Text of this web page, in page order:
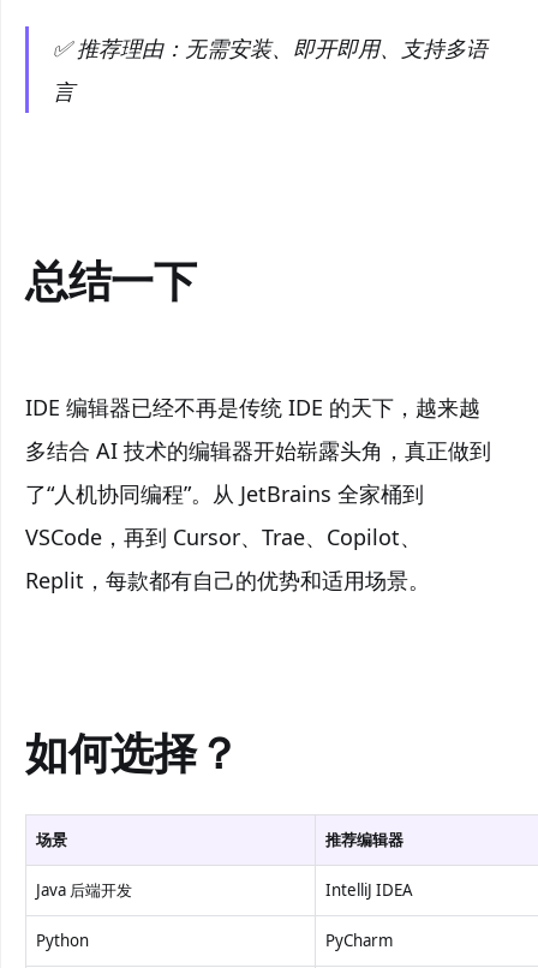
✅ 推荐理由：无需安装、即开即用、支持多语
言
总结一下
IDE 编辑器已经不再是传统 IDE 的天下，越来越
多结合 AI 技术的编辑器开始崭露头角，真正做到
了“人机协同编程”。从 JetBrains 全家桶到
VSCode，再到 Cursor、Trae、Copilot、
Replit，每款都有自己的优势和适用场景。
如何选择？
场景 推荐编辑器
Java 后端开发 IntelliJ IDEA
Python PyCharm